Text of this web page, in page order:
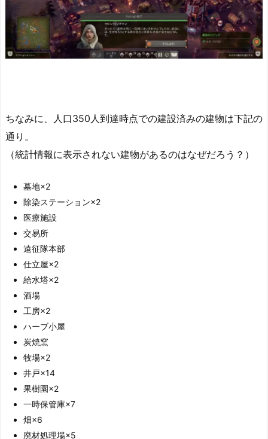
ちなみに、人口350人到達時点での建設済みの建物は下記の
通り。
（統計情報に表示されない建物があるのはなぜだろう？）
墓地×2
除染ステーション×2
医療施設
交易所
遠征隊本部
仕立屋×2
給水塔×2
酒場
工房×2
ハーブ小屋
炭焼窯
牧場×2
井戸×14
果樹園×2
一時保管庫×7
畑×6
廃材処理場×5